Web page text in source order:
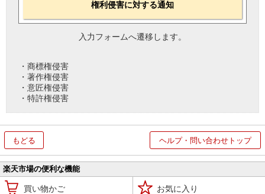
権利侵害に対する通知
入力フォームへ遷移します。
・商標権侵害
・著作権侵害
・意匠権侵害
・特許権侵害
もどる ヘルプ・問い合わせトップ
楽天市場の便利な機能
買い物かご お気に入り